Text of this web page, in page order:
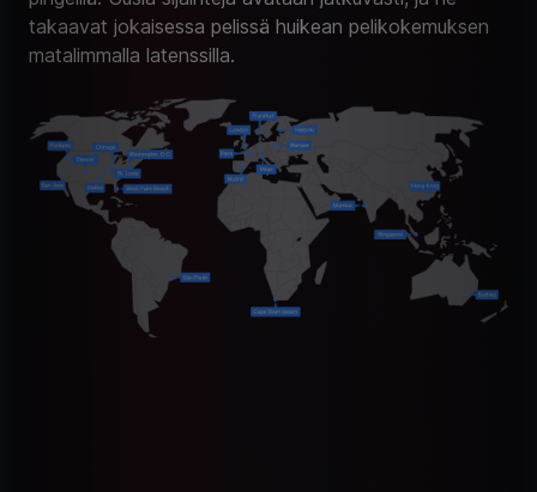
takaavat jokaisessa pelissä huikean pelikokemuksen
matalimmalla latenssilla.